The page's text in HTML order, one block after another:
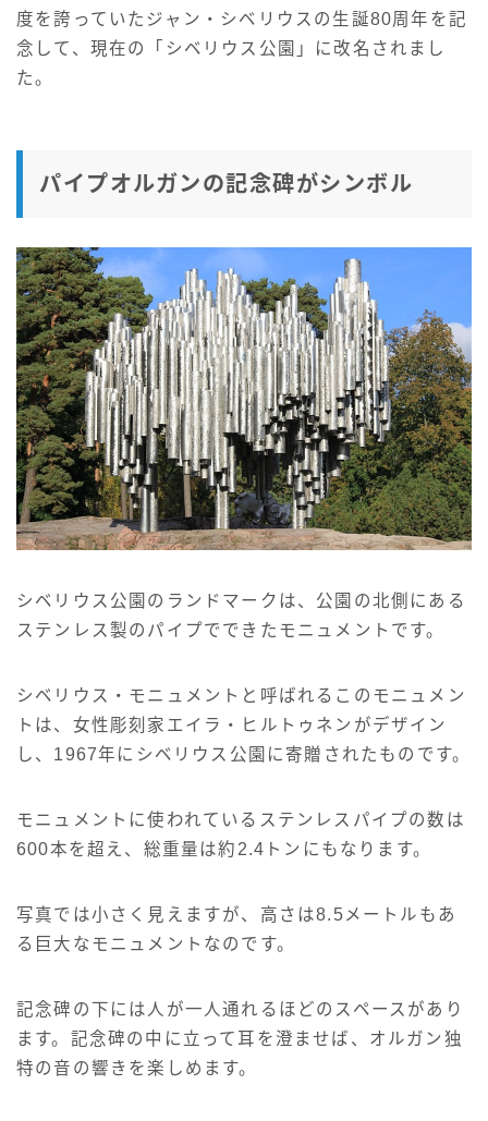
度を誇っていたジャン・シベリウスの生誕80周年を記
念して、現在の「シベリウス公園」に改名されまし
た。
パイプオルガンの記念碑がシンボル
シベリウス公園のランドマークは、公園の北側にある
ステンレス製のパイプでできたモニュメントです。
シベリウス・モニュメントと呼ばれるこのモニュメン
トは、女性彫刻家エイラ・ヒルトゥネンがデザイン
し、1967年にシベリウス公園に寄贈されたものです。
モニュメントに使われているステンレスパイプの数は
600本を超え、総重量は約2.4トンにもなります。
写真では小さく見えますが、高さは8.5メートルもあ
る巨大なモニュメントなのです。
記念碑の下には人が一人通れるほどのスペースがあり
ます。記念碑の中に立って耳を澄ませば、オルガン独
特の音の響きを楽しめます。